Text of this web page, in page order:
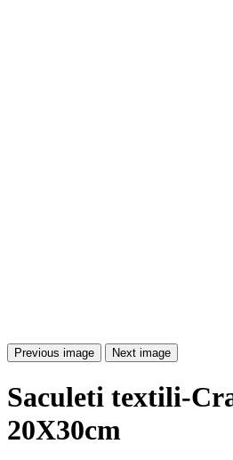
Previous image Next image
Saculeti textili-
20X30cm